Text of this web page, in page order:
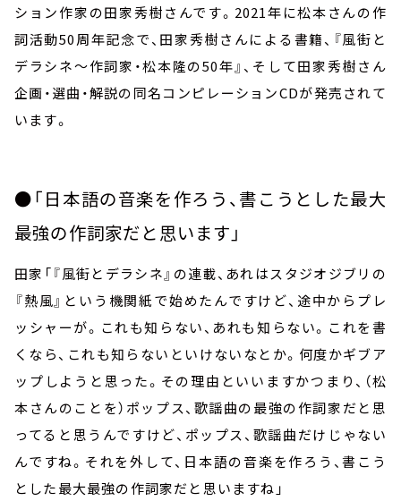
ション作家の田家秀樹さんです。 2021年に松本さんの作
詞活動50周年記念で、田家秀樹さんによる書籍、『風街と
デラシネ～作詞家・松本隆の50年』、そして田家秀樹さん
企画・選曲・解説の同名コンピレーションCDが発売されて
います。
●「日本語の音楽を作ろう、書こうとした最大
最強の作詞家だと思います」
田家「『風街とデラシネ』の連載、あれはスタジオジブリの
『熱風』という機関紙で始めたんですけど、途中からプレ
ッシャーが。これも知らない、あれも知らない。これを書
くなら、これも知らないといけないなとか。何度かギブア
ップしようと思った。その理由といいますかつまり、（松
本さんのことを）ポップス、歌謡曲の最強の作詞家だと思
ってると思うんですけど、ポップス、歌謡曲だけじゃない
んですね。それを外して、日本語の音楽を作ろう、書こう
とした最大最強の作詞家だと思いますね」